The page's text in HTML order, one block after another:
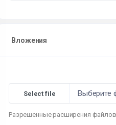
Вложения
Выберите
Разрешенные расширения